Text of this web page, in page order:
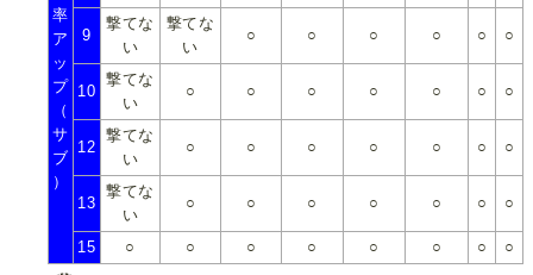
率
ア
ッ
プ
（
サ
ブ
）
9
撃てな
い
撃てな
い
○ ○ ○ ○ ○ ○
10
撃てな
い
○ ○ ○ ○ ○ ○ ○
12
撃てな
い
○ ○ ○ ○ ○ ○ ○
13
撃てな
い
○ ○ ○ ○ ○ ○ ○
15 ○ ○ ○ ○ ○ ○ ○ ○